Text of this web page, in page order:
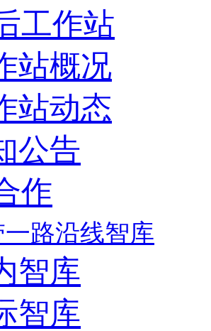
工作站
站概况
站动态
公告
作
路沿线智库
智库
智库